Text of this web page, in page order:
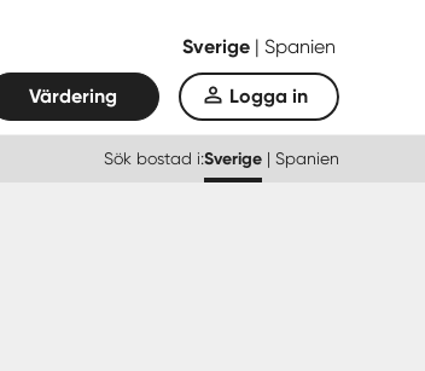
Sverige | Spanien
Värdering Logga in
Sök bostad i:Sverige | Spanien